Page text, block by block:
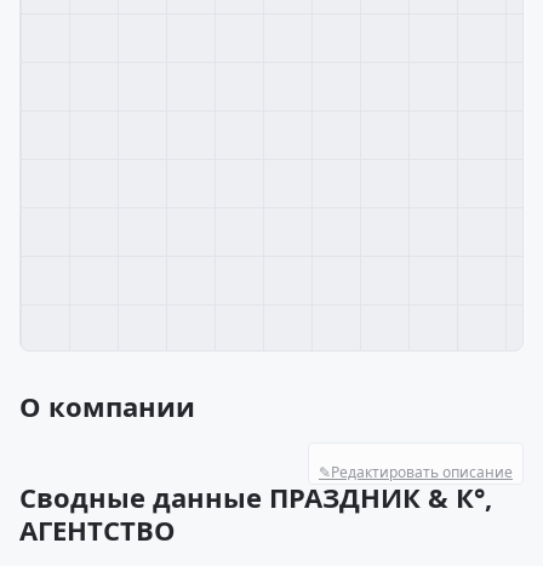
О компании
✎Редактировать описание
Сводные данные ПРАЗДНИК & К°,
АГЕНТСТВО